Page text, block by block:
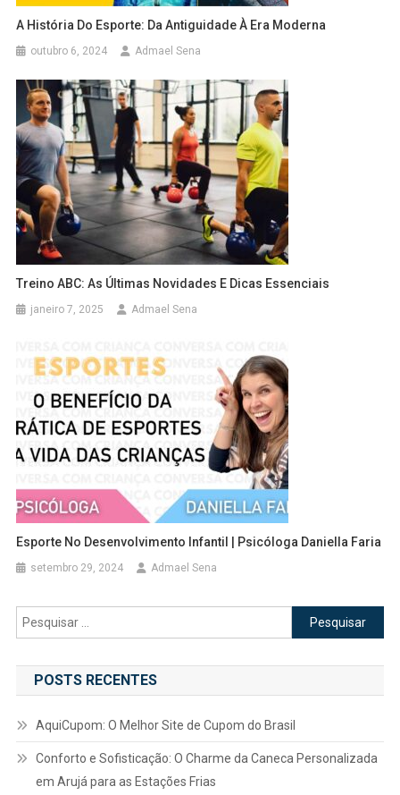
A História Do Esporte: Da Antiguidade À Era Moderna
outubro 6, 2024 Admael Sena
Treino ABC: As Últimas Novidades E Dicas Essenciais
janeiro 7, 2025 Admael Sena
Esporte No Desenvolvimento Infantil | Psicóloga Daniella Faria
setembro 29, 2024 Admael Sena
Pesquisar
por:
POSTS RECENTES
AquiCupom: O Melhor Site de Cupom do Brasil
Conforto e Sofisticação: O Charme da Caneca Personalizada
em Arujá para as Estações Frias